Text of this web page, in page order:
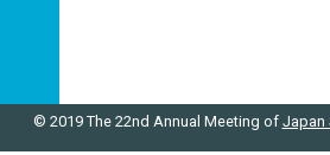
© 2019 The 22nd Annual Meeting of Japan